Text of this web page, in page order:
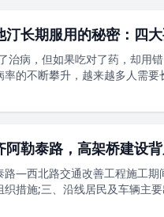
汀长期服用的秘密：四
治病，但如果吃对了药，却用
率的不断攀升，越来越多人需要
阿勒泰路，高架桥建设
路―西北路交通改善工程施工期
织措施;三、沿线居民及车辆主